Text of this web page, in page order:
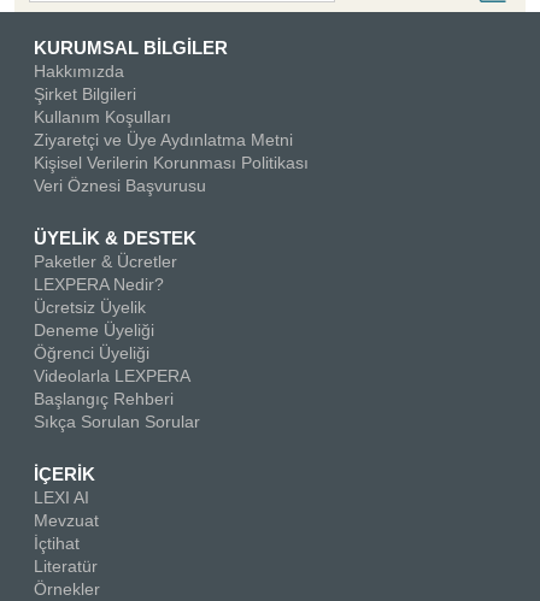
KURUMSAL BİLGİLER
Hakkımızda
Şirket Bilgileri
Kullanım Koşulları
Ziyaretçi ve Üye Aydınlatma Metni
Kişisel Verilerin Korunması Politikası
Veri Öznesi Başvurusu
ÜYELİK & DESTEK
Paketler & Ücretler
LEXPERA Nedir?
Ücretsiz Üyelik
Deneme Üyeliği
Öğrenci Üyeliği
Videolarla LEXPERA
Başlangıç Rehberi
Sıkça Sorulan Sorular
İÇERİK
LEXI AI
Mevzuat
İçtihat
Literatür
Örnekler